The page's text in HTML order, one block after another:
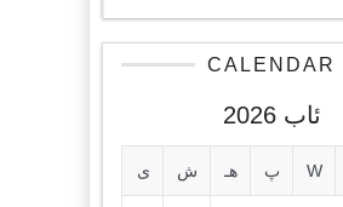
CALENDAR
ئاب 2026
W پ هـ ش ی